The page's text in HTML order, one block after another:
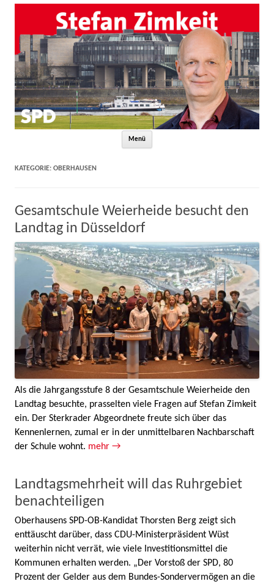
Menü
KATEGORIE: OBERHAUSEN
Gesamtschule Weierheide besucht den
Landtag in Düsseldorf
Als die Jahrgangsstufe 8 der Gesamtschule Weierheide den
Landtag besuchte, prasselten viele Fragen auf Stefan Zimkeit
ein. Der Sterkrader Abgeordnete freute sich über das
Kennenlernen, zumal er in der unmittelbaren Nachbarschaft
der Schule wohnt. mehr →
Landtagsmehrheit will das Ruhrgebiet
benachteiligen
Oberhausens SPD-OB-Kandidat Thorsten Berg zeigt sich
enttäuscht darüber, dass CDU-Ministerpräsident Wüst
weiterhin nicht verrät, wie viele Investitionsmittel die
Kommunen erhalten werden. „Der Vorstoß der SPD, 80
Prozent der Gelder aus dem Bundes-Sondervermögen an die